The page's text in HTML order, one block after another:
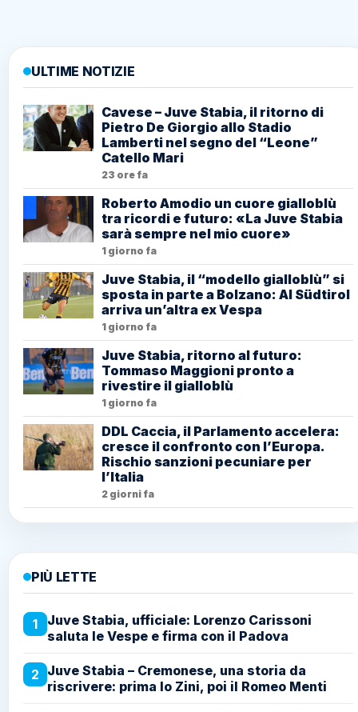
ULTIME NOTIZIE
Cavese – Juve Stabia, il ritorno di
Pietro De Giorgio allo Stadio
Lamberti nel segno del “Leone”
Catello Mari
23 ore fa
Roberto Amodio un cuore gialloblù
tra ricordi e futuro: «La Juve Stabia
sarà sempre nel mio cuore»
1 giorno fa
Juve Stabia, il “modello gialloblù” si
sposta in parte a Bolzano: Al Südtirol
arriva un’altra ex Vespa
1 giorno fa
Juve Stabia, ritorno al futuro:
Tommaso Maggioni pronto a
rivestire il gialloblù
1 giorno fa
DDL Caccia, il Parlamento accelera:
cresce il confronto con l’Europa.
Rischio sanzioni pecuniare per
l’Italia
2 giorni fa
PIÙ LETTE
1
Juve Stabia, ufficiale: Lorenzo Carissoni
saluta le Vespe e firma con il Padova
2 Juve Stabia – Cremonese, una storia da
riscrivere: prima lo Zini, poi il Romeo Menti